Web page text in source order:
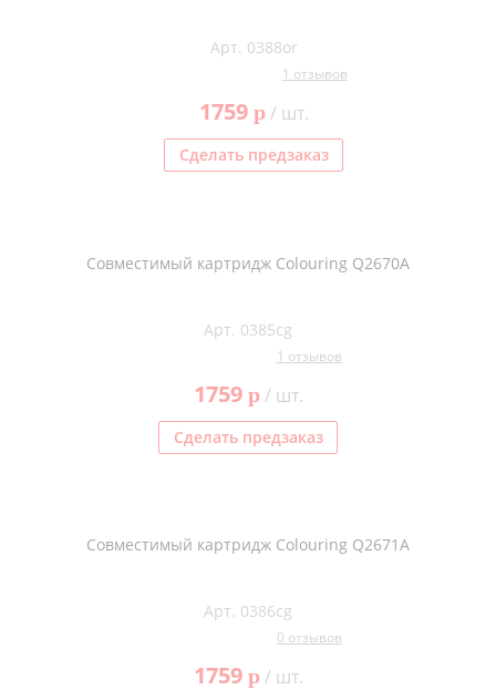
Арт. 0388or
1 отзывов
1759 p/ шт.
Сделать предзаказ
Совместимый картридж Colouring Q2670A
Арт. 0385cg
1 отзывов
1759 p/ шт.
Сделать предзаказ
Совместимый картридж Colouring Q2671A
Арт. 0386cg
0 отзывов
1759 p/ шт.